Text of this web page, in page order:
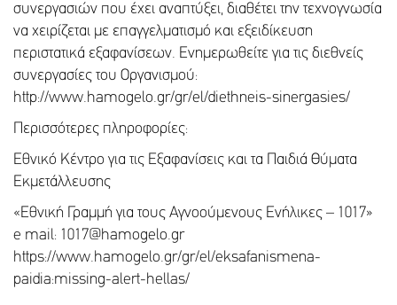
συνεργασιών που έχει αναπτύξει, διαθέτει την τεχνογνωσία
να χειρίζεται με επαγγελματισμό και εξειδίκευση
περιστατικά εξαφανίσεων. Ενημερωθείτε για τις διεθνείς
συνεργασίες του Οργανισμού:
http://www.hamogelo.gr/gr/el/diethneis-sinergasies/
Περισσότερες πληροφορίες:
Εθνικό Κέντρο για τις Εξαφανίσεις και τα Παιδιά Θύματα
Εκμετάλλευσης
«Εθνική Γραμμή για τους Αγνοούμενους Ενήλικες – 1017»
e mail: 1017@hamogelo.gr
https://www.hamogelo.gr/gr/el/eksafanismena-
paidia:missing-alert-hellas/